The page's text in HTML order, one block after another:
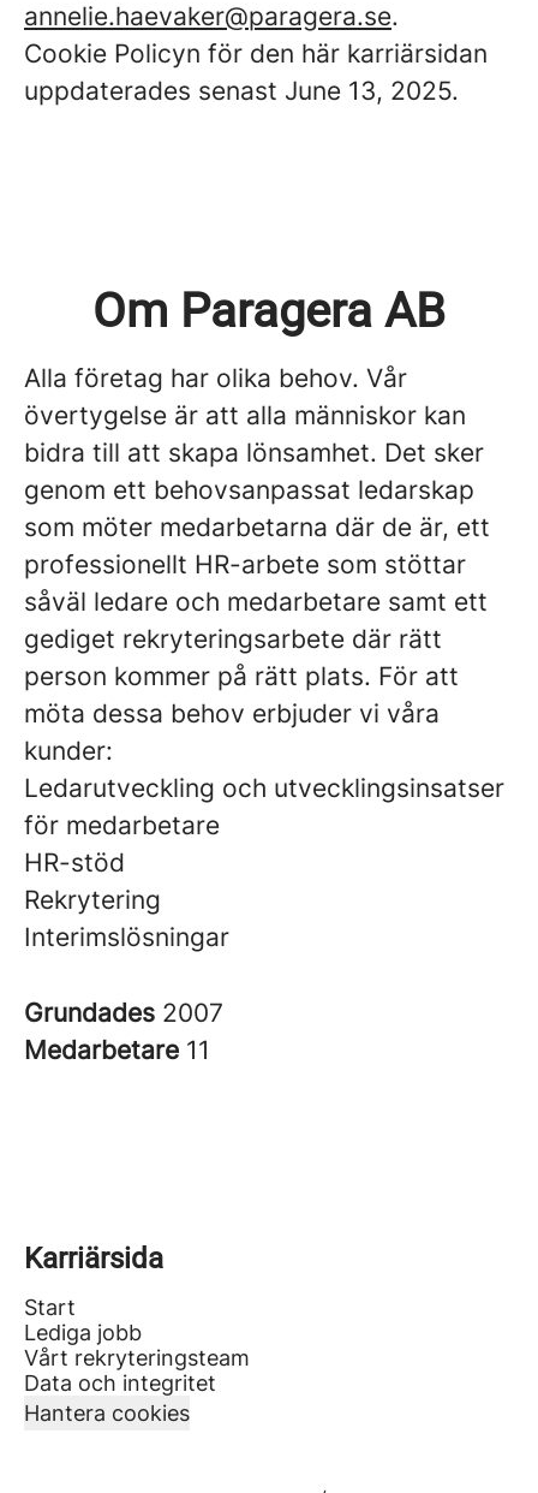
annelie.haevaker@paragera.se.
Cookie Policyn för den här karriärsidan
uppdaterades senast June 13, 2025.
Om Paragera AB
Alla företag har olika behov. Vår
övertygelse är att alla människor kan
bidra till att skapa lönsamhet. Det sker
genom ett behovsanpassat ledarskap
som möter medarbetarna där de är, ett
professionellt HR-arbete som stöttar
såväl ledare och medarbetare samt ett
gediget rekryteringsarbete där rätt
person kommer på rätt plats. För att
möta dessa behov erbjuder vi våra
kunder:
Ledarutveckling och utvecklingsinsatser
för medarbetare
HR-stöd
Rekrytering
Interimslösningar
Grundades 2007
Medarbetare 11
Karriärsida
Start
Lediga jobb
Vårt rekryteringsteam
Data och integritet
Hantera cookies